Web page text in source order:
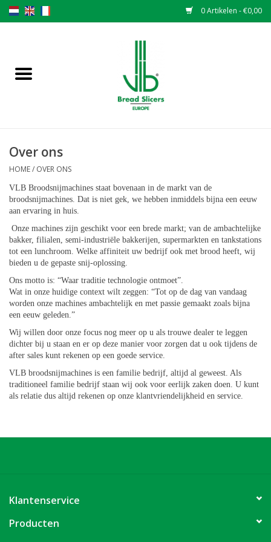
0 Artikelen - €0,00
Originele VLB messen
Messen wisselen
Garantiebepaling
NIEUWS
Bakkerijmachines
Over ons
HOME/ OVER ONS
VLB Broodsnijmachines staat bovenaan in de markt van de
broodsnijmachines. Dat is niet gek, we hebben inmiddels bijna een eeuw
aan ervaring in huis.
Onze machines zijn geschikt voor een brede markt; van de ambachtelijke
bakker, filialen, semi-industriële bakkerijen, supermarkten en tankstations
tot een lunchroom. Welke affiniteit uw bedrijf ook met brood heeft, wij
bieden u de gepaste snij-oplossing.
Ons motto is: “Waar traditie technologie ontmoet”.
Wat in onze huidige context wilt zeggen: “Tot op de dag van vandaag
worden onze machines ambachtelijk en met passie gemaakt zoals bijna
een eeuw geleden.”
Wij willen door onze focus nog meer op u als trouwe dealer te leggen
dichter bij u staan en er op deze manier voor zorgen dat u ook tijdens de
after sales kunt rekenen op een goede service.
VLB broodsnijmachines is een familie bedrijf, altijd al geweest. Als
traditioneel familie bedrijf staan wij ook voor eerlijk zaken doen. U kunt
als relatie dus altijd rekenen op onze klantvriendelijkheid en service.
Klantenservice
Producten